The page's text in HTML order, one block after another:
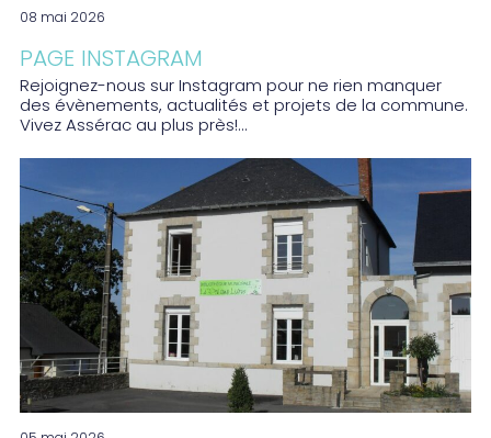
08 mai 2026
PAGE INSTAGRAM
Rejoignez-nous sur Instagram pour ne rien manquer
des évènements, actualités et projets de la commune.
Vivez Assérac au plus près!...